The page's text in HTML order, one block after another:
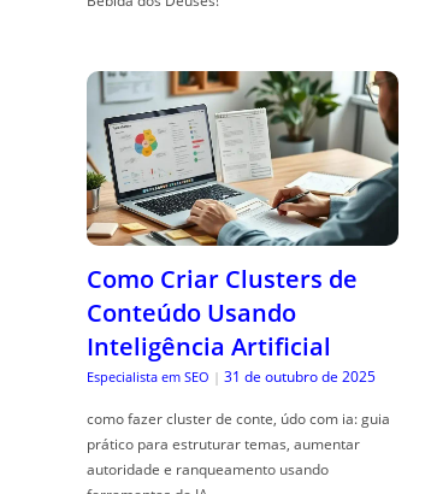
Como Criar Clusters de
Conteúdo Usando
Inteligência Artificial
Especialista em SEO | 31 de outubro de 2025
como fazer cluster de conte, údo com ia: guia
prático para estruturar temas, aumentar
autoridade e ranqueamento usando